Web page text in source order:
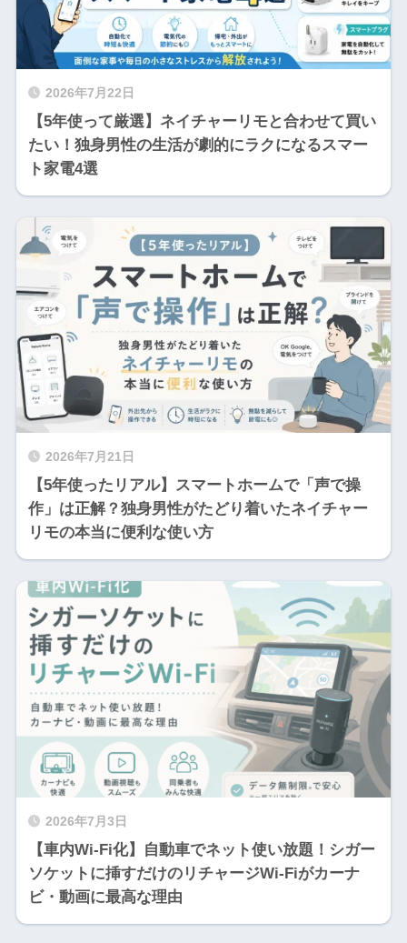
2026年7月22日
【5年使って厳選】ネイチャーリモと合わせて買い
たい！独身男性の生活が劇的にラクになるスマー
ト家電4選
2026年7月21日
【5年使ったリアル】スマートホームで「声で操
作」は正解？独身男性がたどり着いたネイチャー
リモの本当に便利な使い方
2026年7月3日
【車内Wi-Fi化】自動車でネット使い放題！シガー
ソケットに挿すだけのリチャージWi-Fiがカーナ
ビ・動画に最高な理由